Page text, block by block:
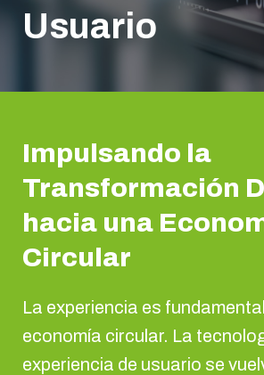
Usuario
Impulsando la
Transformación
hacia una
Circular
La experiencia es
economía circular. La
experiencia de usuario se